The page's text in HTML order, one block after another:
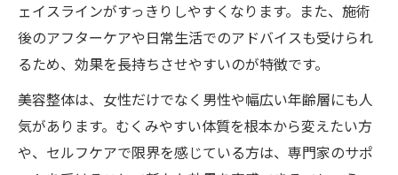
ェイスラインがすっきりしやすくなります。また、施術
後のアフターケアや日常生活でのアドバイスも受けられ
るため、効果を長持ちさせやすいのが特徴です。
美容整体は、女性だけでなく男性や幅広い年齢層にも人
気があります。むくみやすい体質を根本から変えたい方
や、セルフケアで限界を感じている方は、専門家のサポ